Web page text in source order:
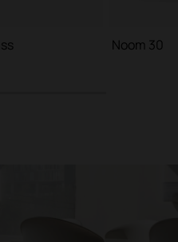
Noom 30